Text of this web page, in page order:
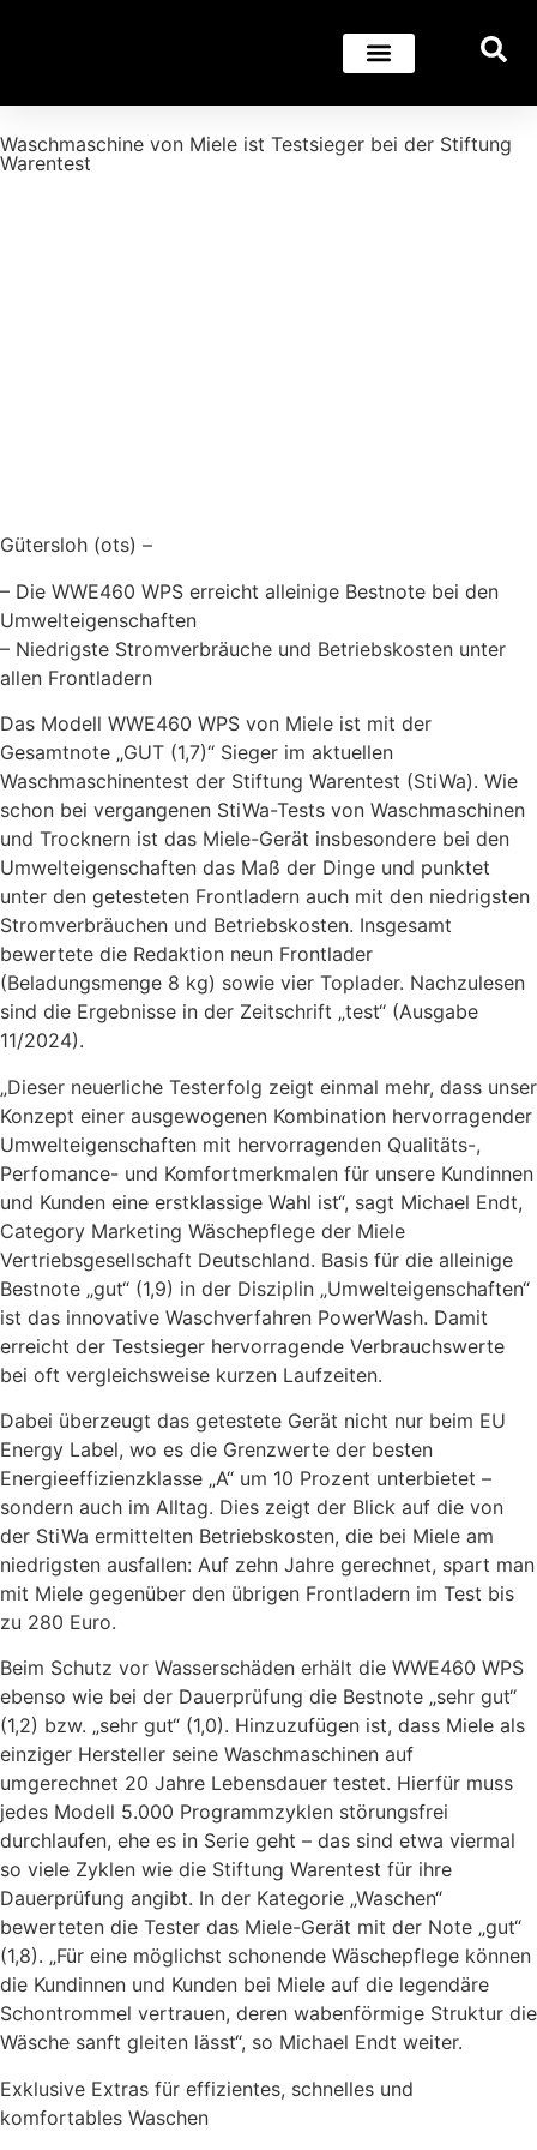
Waschmaschine von Miele ist Testsieger bei der Stiftung
Warentest
Gütersloh (ots) –
– Die WWE460 WPS erreicht alleinige Bestnote bei den
Umwelteigenschaften
– Niedrigste Stromverbräuche und Betriebskosten unter
allen Frontladern
Das Modell WWE460 WPS von Miele ist mit der
Gesamtnote „GUT (1,7)“ Sieger im aktuellen
Waschmaschinentest der Stiftung Warentest (StiWa). Wie
schon bei vergangenen StiWa-Tests von Waschmaschinen
und Trocknern ist das Miele-Gerät insbesondere bei den
Umwelteigenschaften das Maß der Dinge und punktet
unter den getesteten Frontladern auch mit den niedrigsten
Stromverbräuchen und Betriebskosten. Insgesamt
bewertete die Redaktion neun Frontlader
(Beladungsmenge 8 kg) sowie vier Toplader. Nachzulesen
sind die Ergebnisse in der Zeitschrift „test“ (Ausgabe
11/2024).
„Dieser neuerliche Testerfolg zeigt einmal mehr, dass unser
Konzept einer ausgewogenen Kombination hervorragender
Umwelteigenschaften mit hervorragenden Qualitäts-,
Perfomance- und Komfortmerkmalen für unsere Kundinnen
und Kunden eine erstklassige Wahl ist“, sagt Michael Endt,
Category Marketing Wäschepflege der Miele
Vertriebsgesellschaft Deutschland. Basis für die alleinige
Bestnote „gut“ (1,9) in der Disziplin „Umwelteigenschaften“
ist das innovative Waschverfahren PowerWash. Damit
erreicht der Testsieger hervorragende Verbrauchswerte
bei oft vergleichsweise kurzen Laufzeiten.
Dabei überzeugt das getestete Gerät nicht nur beim EU
Energy Label, wo es die Grenzwerte der besten
Energieeffizienzklasse „A“ um 10 Prozent unterbietet –
sondern auch im Alltag. Dies zeigt der Blick auf die von
der StiWa ermittelten Betriebskosten, die bei Miele am
niedrigsten ausfallen: Auf zehn Jahre gerechnet, spart man
mit Miele gegenüber den übrigen Frontladern im Test bis
zu 280 Euro.
Beim Schutz vor Wasserschäden erhält die WWE460 WPS
ebenso wie bei der Dauerprüfung die Bestnote „sehr gut“
(1,2) bzw. „sehr gut“ (1,0). Hinzuzufügen ist, dass Miele als
einziger Hersteller seine Waschmaschinen auf
umgerechnet 20 Jahre Lebensdauer testet. Hierfür muss
jedes Modell 5.000 Programmzyklen störungsfrei
durchlaufen, ehe es in Serie geht – das sind etwa viermal
so viele Zyklen wie die Stiftung Warentest für ihre
Dauerprüfung angibt. In der Kategorie „Waschen“
bewerteten die Tester das Miele-Gerät mit der Note „gut“
(1,8). „Für eine möglichst schonende Wäschepflege können
die Kundinnen und Kunden bei Miele auf die legendäre
Schontrommel vertrauen, deren wabenförmige Struktur die
Wäsche sanft gleiten lässt“, so Michael Endt weiter.
Exklusive Extras für effizientes, schnelles und
komfortables Waschen